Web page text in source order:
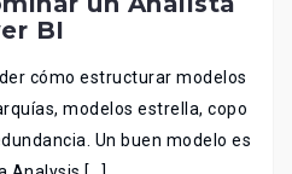
BI
cómo estructurar modelos
modelos estrella, copo
Un buen modelo es